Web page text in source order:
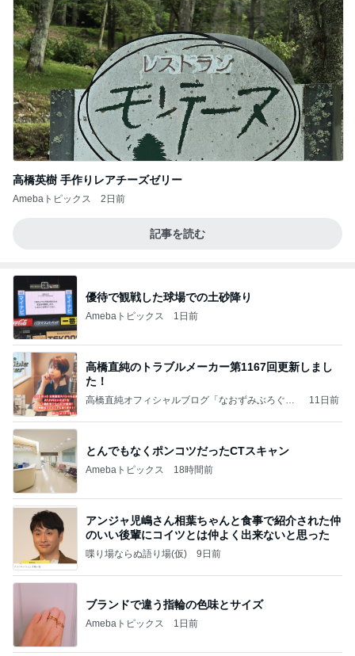
高橋英樹 手作りレアチーズゼリー
Amebaトピックス 2日前
記事を読む
優待で観戦した球場での土砂降り
Amebaトピックス 1日前
高橋直純のトラブルメーカー第1167回更新しまし
た！
高橋直純オフィシャルブログ「なおずみぶろぐ」
11日前
とんでもなくポンコツだったCTスキャン
Amebaトピックス 18時間前
アンジャ児嶋さん相葉ちゃんと食事で紹介された仲
のいい後輩にコイツとは仲よく出来ないと思った
喋り場ならぬ語り場(仮) 9日前
ブランドで違う指輪の色味とサイズ
Amebaトピックス 1日前